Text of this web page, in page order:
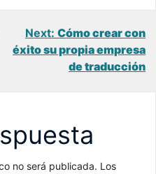
Next: Cómo crear con
éxito su propia empresa
de traducción
no será publicada. Los